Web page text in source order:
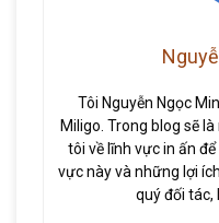
Tôi Nguyễn Ngọc
Miligo. Trong blog sẽ
tôi về lĩnh vực in ấn
vực này và những lợi
quý đối tác,